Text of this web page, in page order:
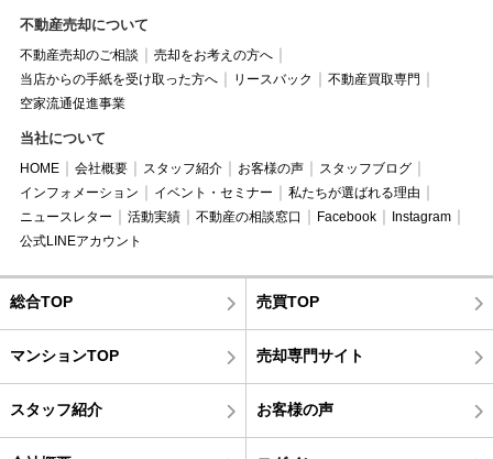
不動産売却について
不動産売却のご相談
売却をお考えの方へ
当店からの手紙を受け取った方へ
リースバック
不動産買取専門
空家流通促進事業
当社について
HOME 会社概要 スタッフ紹介 お客様の声
スタッフブログ
インフォメーション
イベント・セミナー
私たちが選ばれる理由
ニュースレター
活動実績 不動産の相談窓口 Facebook
Instagram
公式LINEアカウント
総合TOP 売買TOP
マンションTOP 売却専門サイト
スタッフ紹介 お客様の声